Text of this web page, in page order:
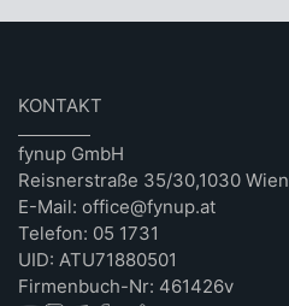
KONTAKT
fynup GmbH
Reisnerstraße 35/30,1030 Wien
E-Mail: office@fynup.at
Telefon: 05 1731
UID: ATU71880501
Firmenbuch-Nr: 461426v